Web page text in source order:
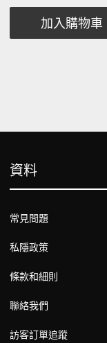
加入購物車
資料
常見問題
私隱政策
條款和細則
聯絡我們
訪客訂單追蹤